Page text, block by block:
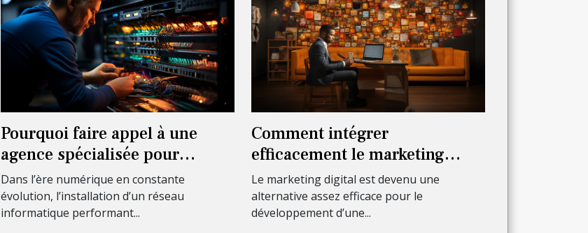
Pourquoi faire appel à une
agence spécialisée pour
l’installation complète de votre
réseau informatique ?
Dans l’ère numérique en constante
évolution, l’installation d’un réseau
informatique performant...
Comment intégrer
efficacement le marketing
digital pour faire croître son
activité ?
Le marketing digital est devenu une
alternative assez efficace pour le
développement d’une...